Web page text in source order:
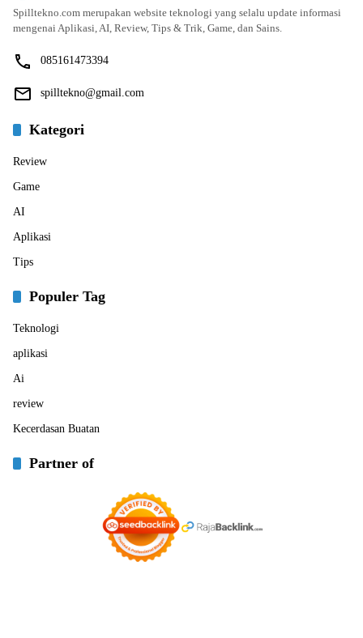
Spilltekno.com merupakan website teknologi yang selalu update informasi
mengenai Aplikasi, AI, Review, Tips & Trik, Game, dan Sains.
085161473394
spilltekno@gmail.com
Kategori
Review
Game
AI
Aplikasi
Tips
Populer Tag
Teknologi
aplikasi
Ai
review
Kecerdasan Buatan
Partner of